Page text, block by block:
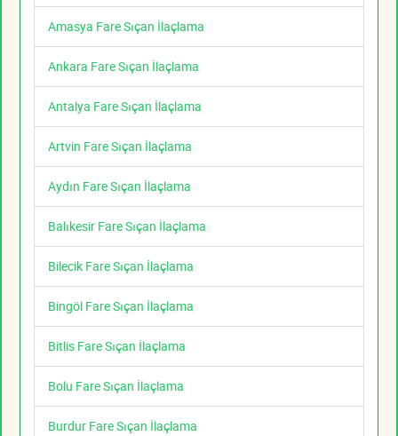
Amasya Fare Sıçan İlaçlama
Ankara Fare Sıçan İlaçlama
Antalya Fare Sıçan İlaçlama
Artvin Fare Sıçan İlaçlama
Aydın Fare Sıçan İlaçlama
Balıkesir Fare Sıçan İlaçlama
Bilecik Fare Sıçan İlaçlama
Bingöl Fare Sıçan İlaçlama
Bitlis Fare Sıçan İlaçlama
Bolu Fare Sıçan İlaçlama
Burdur Fare Sıçan İlaçlama